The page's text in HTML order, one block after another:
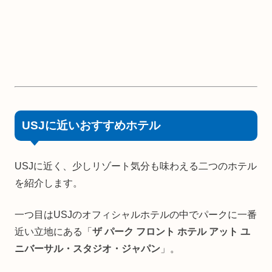
USJに近いおすすめホテル
USJに近く、少しリゾート気分も味わえる二つのホテル
を紹介します。
一つ目はUSJのオフィシャルホテルの中でパークに一番
近い立地にある「 ザ パーク フロント ホテル アット ユ
ニバーサル・スタジオ・ジャパン 」。